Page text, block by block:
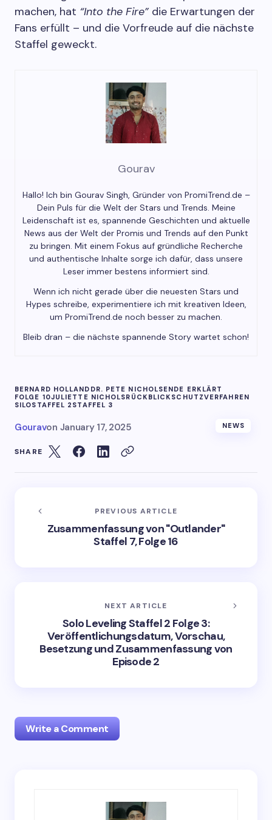
machen, hat “Into the Fire” die Erwartungen der
Fans erfüllt – und die Vorfreude auf die nächste
Staffel geweckt.
Gourav
Hallo! Ich bin Gourav Singh, Gründer von PromiTrend.de –
Dein Puls für die Welt der Stars und Trends. Meine
Leidenschaft ist es, spannende Geschichten und aktuelle
News aus der Welt der Promis und Trends auf den Punkt
zu bringen. Mit einem Fokus auf gründliche Recherche
und authentische Inhalte sorge ich dafür, dass unsere
Leser immer bestens informiert sind.
Wenn ich nicht gerade über die neuesten Stars und
Hypes schreibe, experimentiere ich mit kreativen Ideen,
um PromiTrend.de noch besser zu machen.
Bleib dran – die nächste spannende Story wartet schon!
BERNARD HOLLAND DR. PETE NICHOLSENDE ERKLÄRT
FOLGE 10JULIETTE NICHOLSRÜCKBLICK SCHUTZVERFAHREN
SILOSTAFFEL 2 STAFFEL 3
Gouravon January 17, 2025 NEWS
SHARE
PREVIOUS ARTICLE
Zusammenfassung von "Outlander"
Staffel 7, Folge 16
NEXT ARTICLE
Solo Leveling Staffel 2 Folge 3:
Veröffentlichungsdatum, Vorschau,
Besetzung und Zusammenfassung von
Episode 2
Write a Comment